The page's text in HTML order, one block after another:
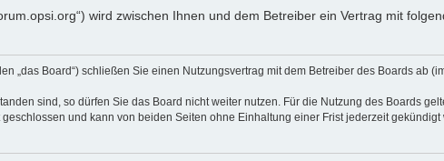
wird zwischen Ihnen und dem Betreiber ein Vertrag mit
„das Board“) schließen Sie einen Nutzungsvertrag mit dem Betreiber des Boards ab
sind, so dürfen Sie das Board nicht weiter nutzen. Für die Nutzung des Boards
und kann von beiden Seiten ohne Einhaltung einer Frist jederzeit gekündigt